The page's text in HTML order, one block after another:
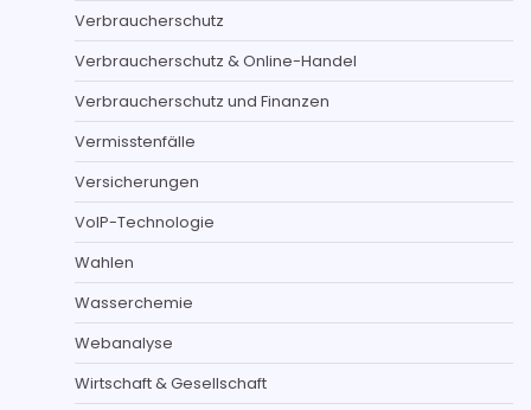
Verbraucherschutz
Verbraucherschutz & Online-Handel
Verbraucherschutz und Finanzen
Vermisstenfälle
Versicherungen
VoIP-Technologie
Wahlen
Wasserchemie
Webanalyse
Wirtschaft & Gesellschaft